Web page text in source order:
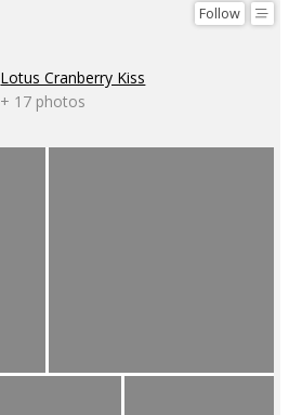
Follow
Lotus Cranberry Kiss
+ 17 photos